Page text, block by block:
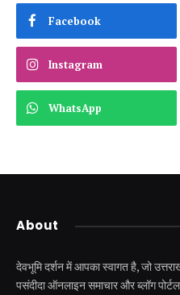
Facebook
Instagram
WhatsApp
About
देवभूमि दर्शन में आपका स्वागत है, जो
पसंदीदा ऑनलाइन समाचार और ब्लॉग